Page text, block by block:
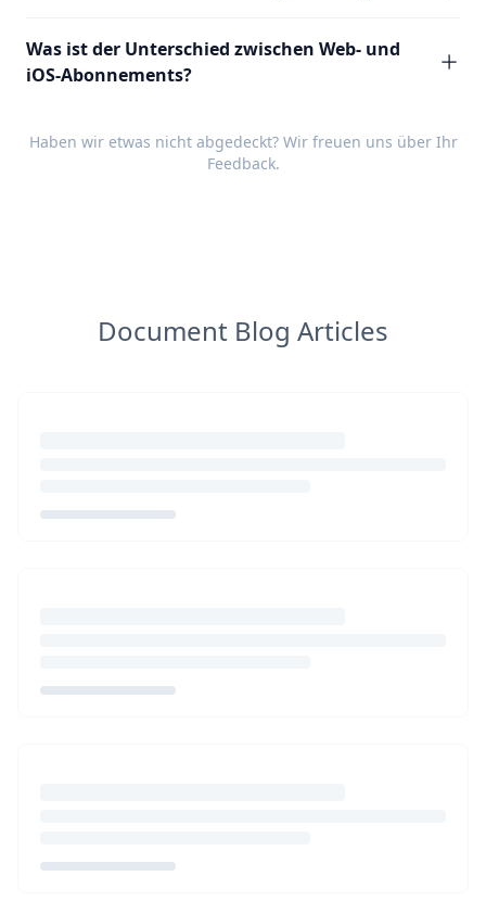
Was ist der Unterschied zwischen Web- und
iOS-Abonnements?
Haben wir etwas nicht abgedeckt? Wir freuen uns über Ihr
Feedback.
Document Blog Articles